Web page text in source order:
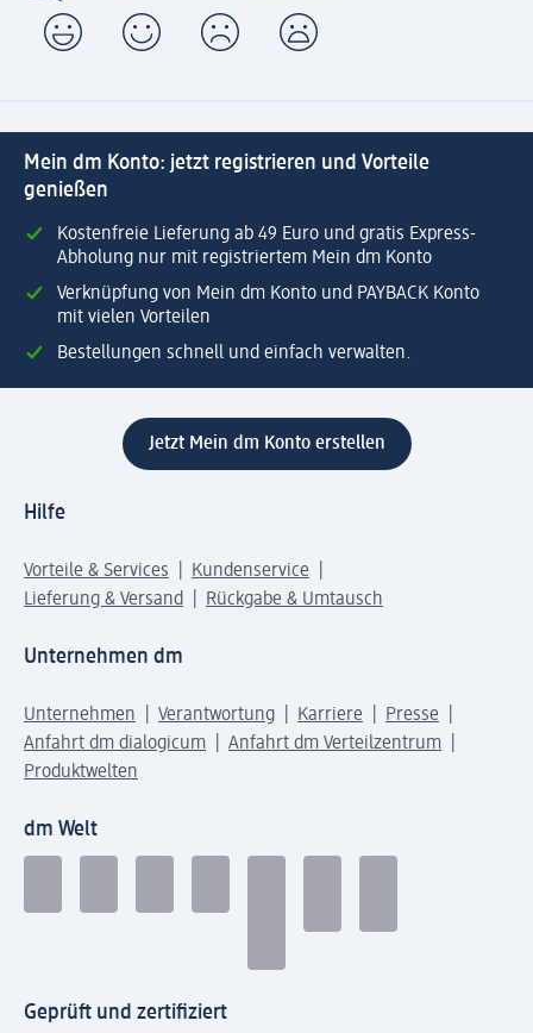
Mein dm Konto: jetzt registrieren und Vorteile
genießen
Kostenfreie Lieferung ab 49 Euro und gratis Express-
Abholung nur mit registriertem Mein dm Konto
Verknüpfung von Mein dm Konto und PAYBACK Konto
mit vielen Vorteilen
Bestellungen schnell und einfach verwalten.
Jetzt Mein dm Konto erstellen
Hilfe
Vorteile & Services
Kundenservice
Lieferung & Versand
Rückgabe & Umtausch
Unternehmen dm
Unternehmen Verantwortung Karriere
Presse
Anfahrt dm dialogicum
Anfahrt dm Verteilzentrum
Produktwelten
dm Welt
Geprüft und zertifiziert